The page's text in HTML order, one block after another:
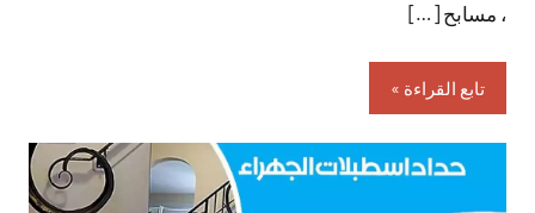
، مسابح […]
تابع القراءة